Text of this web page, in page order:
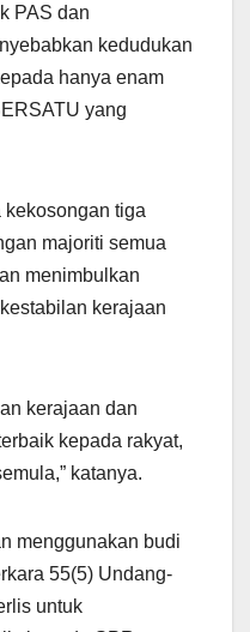
PAS dan
kedudukan
hanya enam
yang
kekosongan tiga
majoriti semua
menimbulkan
kerajaan
kerajaan dan
kepada rakyat,
katanya.
menggunakan budi
55(5) Undang-
untuk